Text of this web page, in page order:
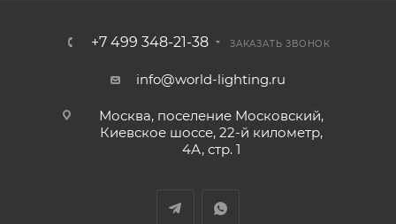
+7 499 348-21-38 ЗАКАЗАТЬ ЗВОНОК
info@world-lighting.ru
Москва, поселение Московский,
Киевское шоссе, 22-й километр,
4А, стр. 1